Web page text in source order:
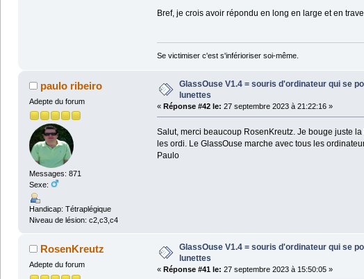
Bref, je crois avoir répondu en long en large et en
Se victimiser c'est s'inférioriser soi-même.
paulo ribeiro
Adepte du forum
Messages: 871
Sexe:
Handicap: Tétraplégique
Niveau de lésion: c2,c3,c4
GlassOuse V1.4 = souris d'ordinateur qui se
lunettes
« Réponse #42 le: 27 septembre 2023 à 21:22:16 »
Salut, merci beaucoup RosenKreutz. Je bouge juste
les ordi. Le GlassOuse marche avec tous les
Paulo
RosenKreutz
Adepte du forum
GlassOuse V1.4 = souris d'ordinateur qui se
lunettes
« Réponse #41 le: 27 septembre 2023 à 15:50:05 »